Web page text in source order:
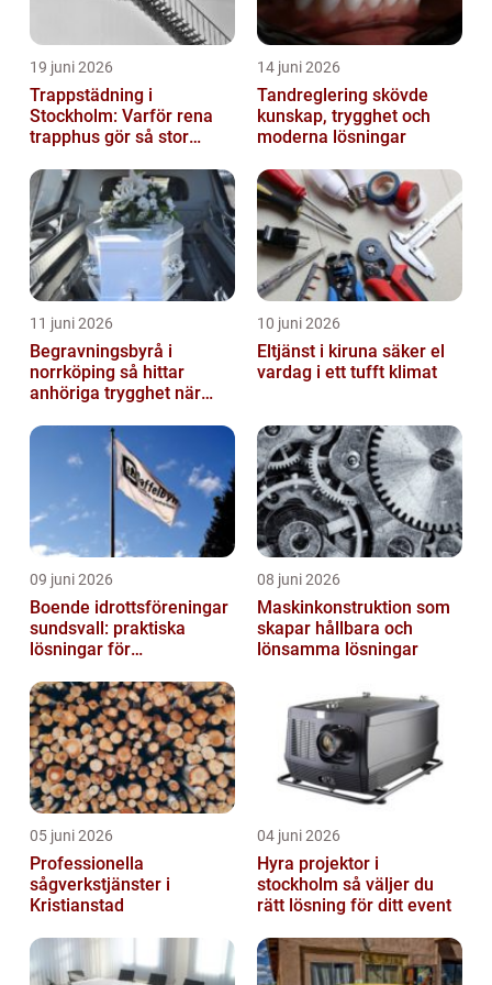
19 juni 2026
Trappstädning i
Stockholm: Varför rena
trapphus gör så stor
14 juni 2026
Tandreglering skövde
kunskap, trygghet och
moderna lösningar
11 juni 2026
Begravningsbyrå i
norrköping så hittar
anhöriga trygghet när
10 juni 2026
Eltjänst i kiruna säker el
vardag i ett tufft klimat
09 juni 2026
Boende idrottsföreningar
sundsvall: praktiska
lösningar för
cuphelger
08 juni 2026
Maskinkonstruktion som
skapar hållbara och
lönsamma lösningar
05 juni 2026
Professionella
sågverkstjänster i
Kristianstad
04 juni 2026
Hyra projektor i
stockholm så väljer du
rätt lösning för ditt event